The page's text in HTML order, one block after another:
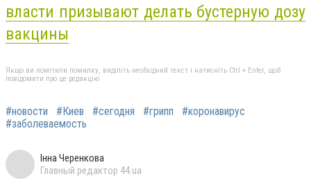
власти призывают делать бустерную дозу
вакцины
Якщо ви помітили помилку, виділіть необхідний текст і натисніть Ctrl + Enter, щоб
повідомити про це редакцію
#новости #Киев #сегодня #грипп
#коронавирус
#заболеваемость
Інна Черенкова
Главный редактор 44.ua